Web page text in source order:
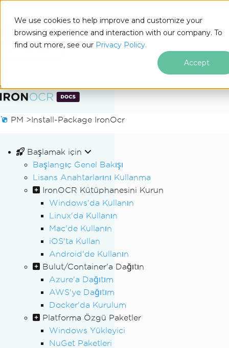
We use cookies to help improve and customize your
browsing experience and interaction with our company. To
find out more, see our Privacy Policy.
Accept
Altbilgi içeriğine atla
Docs
PM >Install-Package IronOcr
Başlamak için
Başlangıç Genel Bakışı
Lisans Anahtarlarını Kullanma
IronOCR Kütüphanesini Kurun
Windows'da Kullanın
Linux'da Kullanın
Mac'de Kullanın
iOS'ta Kullan
Android'de Kullanın
Bulut/Container'a Dağıtın
Azure'a Dağıtım
AWS'ye Dağıtım
Docker'da Kurulum
Platforma Özgü Paketler
Windows Yükleyici
NuGet Paketleri